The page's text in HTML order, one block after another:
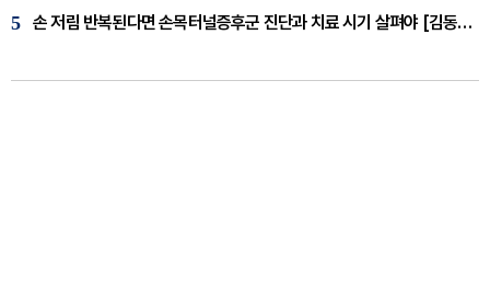
5 손 저림 반복된다면 손목터널증후군 진단과 치료 시기 살펴야 [김동현 원장 칼럼]